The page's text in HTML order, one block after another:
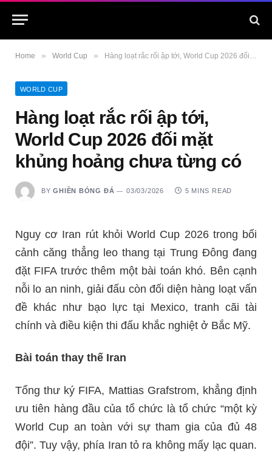
Home » World Cup » Hàng loạt rắc rối ập tới, World Cup 2026 đối mặt khủng hoảng chưa từng có
WORLD CUP
Hàng loạt rắc rối ập tới,
World Cup 2026 đối mặt
khủng hoảng chưa từng có
BY GHIỀN BÓNG ĐÁ 03/03/2026 5 MINS READ
Nguy cơ Iran rút khỏi World Cup 2026 trong bối
cảnh căng thẳng leo thang tại Trung Đông đang
đặt FIFA trước thêm một bài toán khó. Bên cạnh
nỗi lo an ninh, giải đấu còn đối diện hàng loạt vấn
đề khác như bạo lực tại Mexico, tranh cãi tài
chính và điều kiện thi đấu khắc nghiệt ở Bắc Mỹ.
Bài toán thay thế Iran
Tổng thư ký FIFA, Mattias Grafstrom, khẳng định
ưu tiên hàng đầu của tổ chức là tổ chức “một kỳ
World Cup an toàn với sự tham gia của đủ 48
đội”. Tuy vậy, phía Iran tỏ ra không mấy lạc quan.